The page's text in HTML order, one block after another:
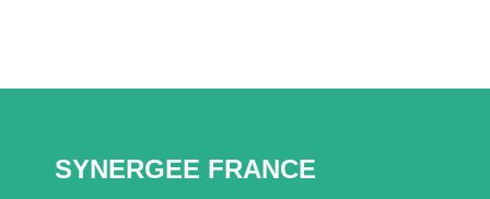
SYNERGEE FRANCE